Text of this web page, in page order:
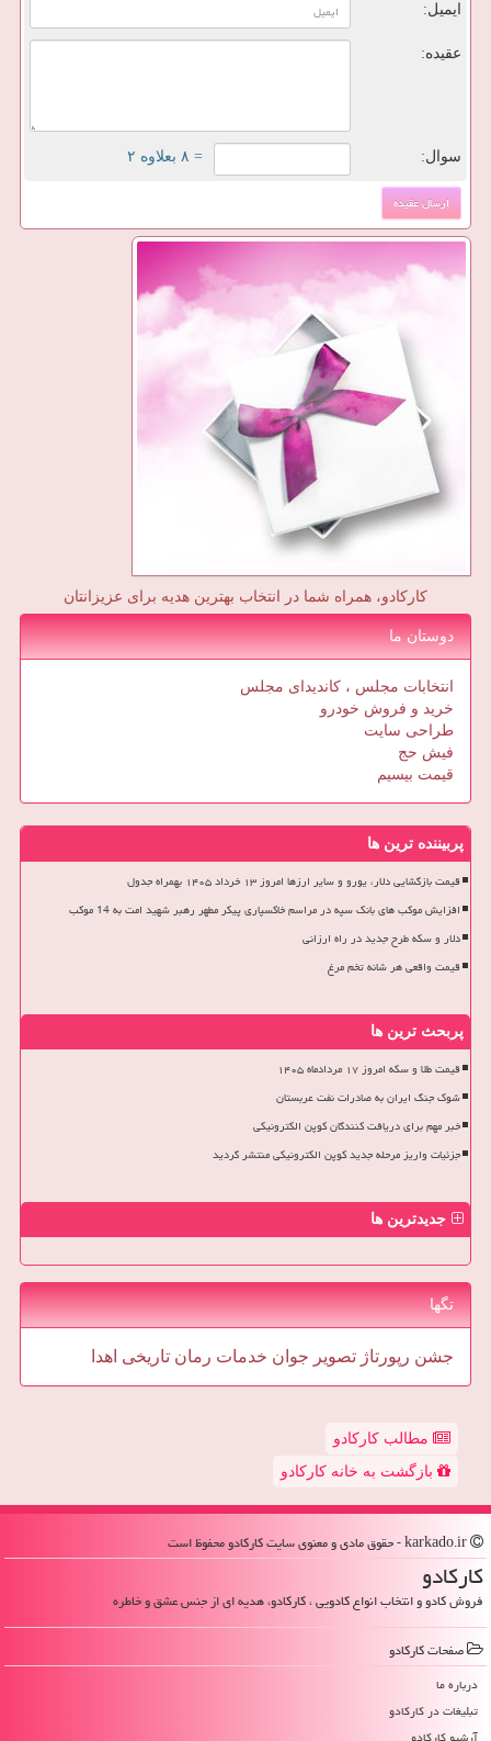
ایمیل:
عقیده:
سوال: = ۸ بعلاوه ۲
کارکادو، همراه شما در انتخاب بهترین هدیه برای عزیزانتان
دوستان ما
انتخابات مجلس ، کاندیدای مجلس
خرید و فروش خودرو
طراحی سایت
فیش حج
قیمت بیسیم
پربیننده ترین ها
قیمت بازگشایی دلار، یورو و سایر ارزها امروز ۱۳ خرداد ۱۴۰۵ بهمراه جدول
افزایش موکب های بانک سپه در مراسم خاکسپاری پیکر مطهر رهبر شهید امت به 14 موکب
دلار و سکه طرح جدید در راه ارزانی
قیمت واقعی هر شانه تخم مرغ
پربحث ترین ها
قیمت طلا و سکه امروز ۱۷ مردادماه ۱۴۰۵
شوک جنگ ایران به صادرات نفت عربستان
خبر مهم برای دریافت کنندگان کوپن الکترونیکی
جزئیات واریز مرحله جدید کوپن الکترونیکی منتشر گردید
جدیدترین ها
تگها
جشن رپورتاژ تصویر جوان خدمات رمان تاریخی اهدا
مطالب کارکادو
بازگشت به خانه کارکادو
كاركادو
فروش کادو و انتخاب انواع کادویی ، کارکادو، هدیه ای از جنس عشق و خاطره
صفحات كاركادو
درباره ما
تبلیغات در كاركادو